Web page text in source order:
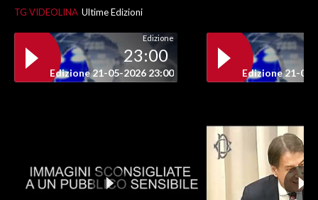
TG VIDEOLINA Ultime Edizioni
Edizione
23:00
Edizione 21-05-2026 23:00 Edizione 21-05-